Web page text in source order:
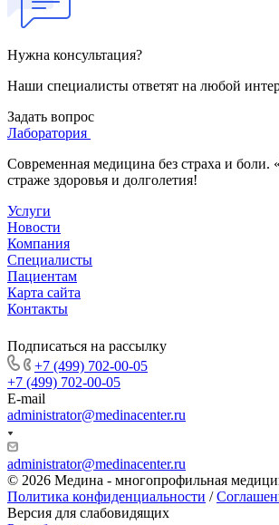
Нужна консультация?
Наши специалисты ответят на любой
Задать вопрос
Лаборатория
Современная медицина без страха и
страже здоровья и долголетия!
Услуги
Новости
Компания
Специалисты
Пациентам
Карта сайта
Контакты
Подписаться на рассылку
+7 (499) 702-00-05
+7 (499) 702-00-05
E-mail
administrator@medinacenter.ru
administrator@medinacenter.ru
© 2026 Медина - многопрофильная
Политика конфиденциальности /
Версия для слабовидящих